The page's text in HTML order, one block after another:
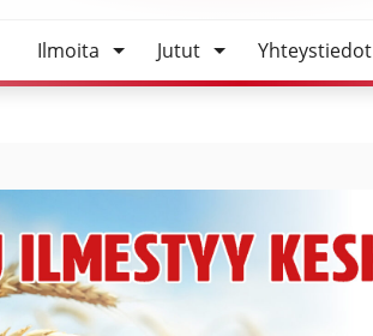
Ilmoita Jutut Yhteystiedot